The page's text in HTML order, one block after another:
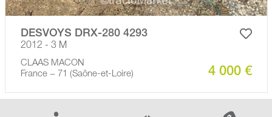
DESVOYS DRX-280 4293
2012 - 3 M
CLAAS MACON
France − 71 (Saône-et-Loire)
4 000 €